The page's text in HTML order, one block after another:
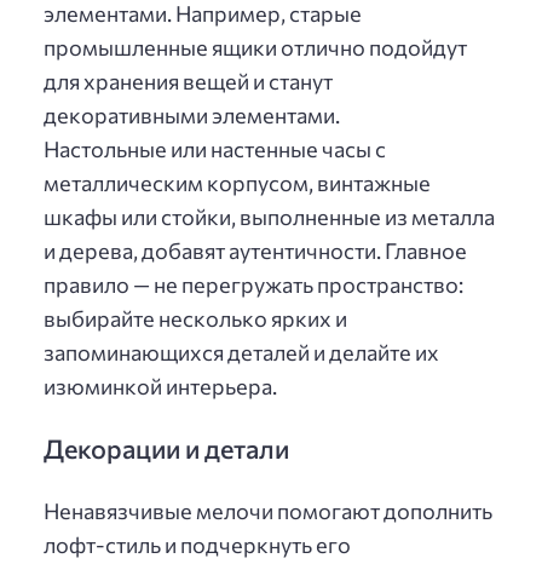
элементами. Например, старые
промышленные ящики отлично подойдут
для хранения вещей и станут
декоративными элементами.
Настольные или настенные часы с
металлическим корпусом, винтажные
шкафы или стойки, выполненные из металла
и дерева, добавят аутентичности. Главное
правило — не перегружать пространство:
выбирайте несколько ярких и
запоминающихся деталей и делайте их
изюминкой интерьера.
Декорации и детали
Ненавязчивые мелочи помогают дополнить
лофт-стиль и подчеркнуть его